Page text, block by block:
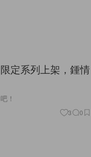
定系列上架，鍾情
！
3 0